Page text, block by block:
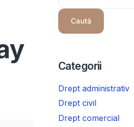
Caută
Categorii
Drept administrativ
Drept civil
Drept comercial